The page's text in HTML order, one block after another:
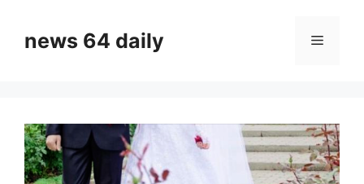
contentnews 64 daily Menu